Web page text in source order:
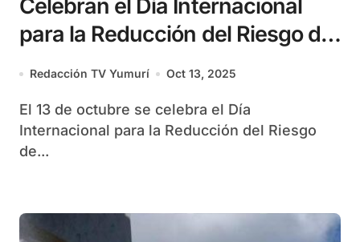
Celebran el Día Internacional
para la Reducción del Riesgo de
Desastres
Redacción TV Yumurí Oct 13, 2025
El 13 de octubre se celebra el Día
Internacional para la Reducción del Riesgo
de...